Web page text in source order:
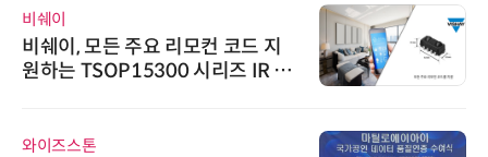
비쉐이
비쉐이, 모든 주요 리모컨 코드 지
원하는 TSOP15300 시리즈 IR 수
와이즈스톤